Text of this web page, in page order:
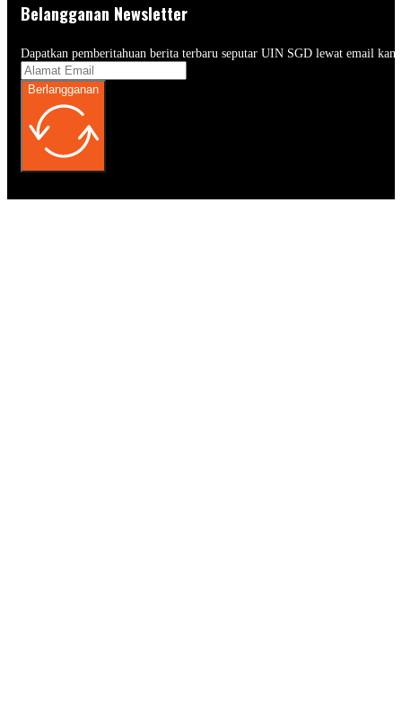
Belangganan Newsletter
Dapatkan pemberitahuan berita terbaru seputar UIN SGD lewat email
Berlangganan